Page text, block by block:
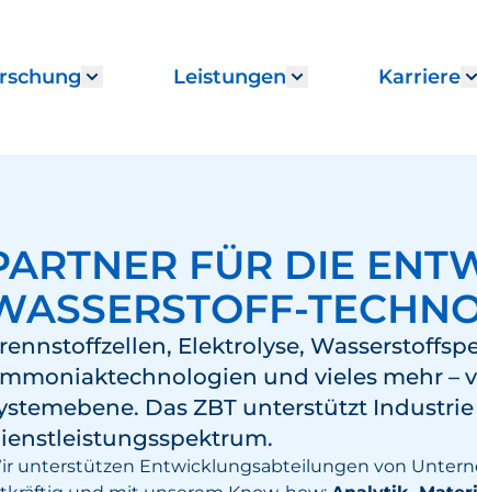
for "Institut"
Show submenu for "Forschung"
Leistungen Show Karriere
FÜR DIE
Elektrolyse,
und vieles mehr –
Das ZBT unterstützt
unterstützen Entwicklungsabteilungen von